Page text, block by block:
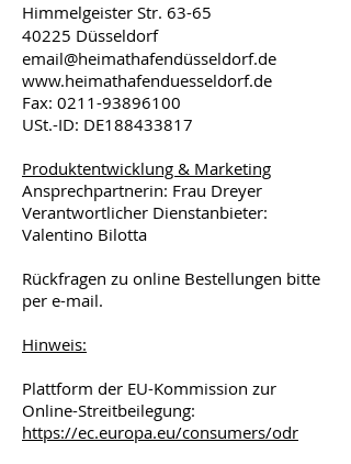
Himmelgeister Str. 63-65
40225 Düsseldorf
email@heimathafendüsseldorf.de
www.heimathafenduesseldorf.de
Fax: 0211-93896100
USt.-ID: DE188433817
Produktentwicklung & Marketing
Ansprechpartnerin: Frau Dreyer
Verantwortlicher Dienstanbieter:
Valentino Bilotta
Rückfragen zu online Bestellungen bitte
per e-mail.
Hinweis:
Plattform der EU-Kommission zur
Online-Streitbeilegung:
https://ec.europa.eu/consumers/odr